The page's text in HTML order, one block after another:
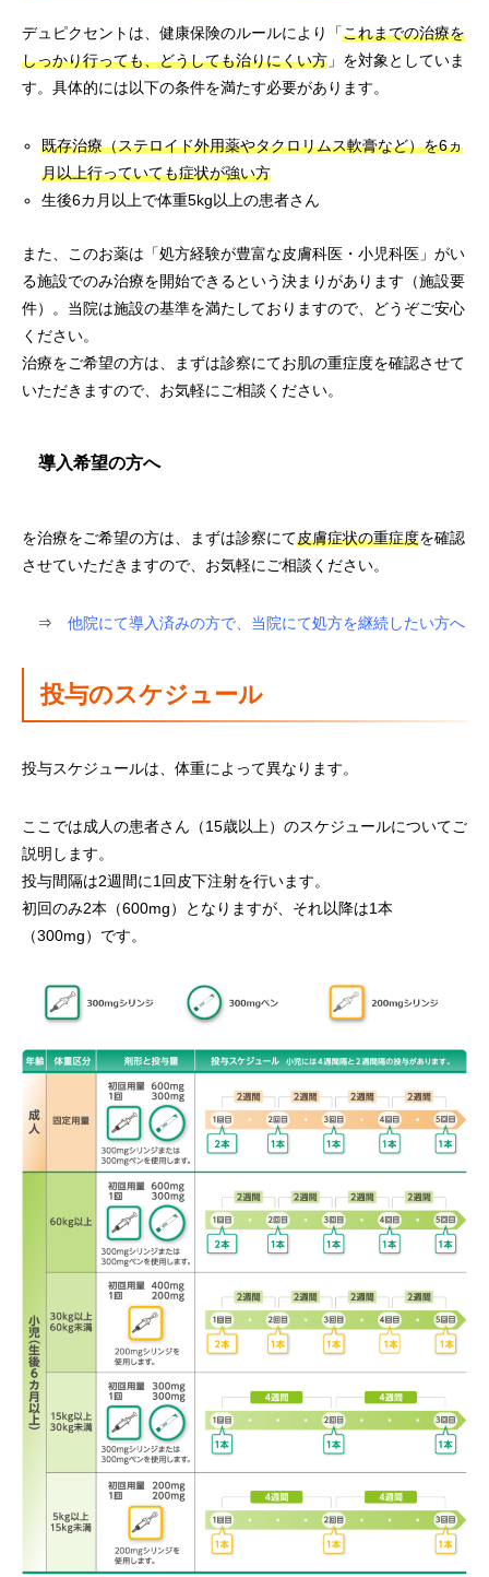
デュピクセントは、健康保険のルールにより「これまでの治療を
しっかり行っても、どうしても治りにくい方 」を対象としていま
す。具体的には以下の条件を満たす必要があります。
既存治療（ステロイド外用薬やタクロリムス軟膏など）を6ヵ
月以上行っていても症状が強い方
生後6カ月以上で体重5kg以上の患者さん
また、このお薬は「処方経験が豊富な皮膚科医・小児科医」がい
る施設でのみ治療を開始できるという決まりがあります（施設要
件）。当院は施設の基準を満たしておりますので、どうぞご安心
ください。
治療をご希望の方は、まずは診察にてお肌の重症度を確認させて
いただきますので、お気軽にご相談ください。
導入希望の方へ
を治療をご希望の方は、まずは診察にて皮膚症状の重症度を確認
させていただきますので、お気軽にご相談ください。
⇒ 他院にて導入済みの方で、当院にて処方を継続したい方へ
投与のスケジュール
投与スケジュールは、体重によって異なります。
ここでは成人の患者さん（15歳以上）のスケジュールについてご
説明します。
投与間隔は2週間に1回皮下注射を行います。
初回のみ2本（600mg）となりますが、それ以降は1本
（300mg）です。